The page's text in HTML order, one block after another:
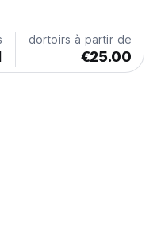
dortoirs à partir de
€25.00